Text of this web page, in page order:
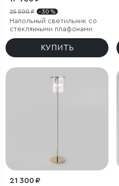
25 500 ₽ - 30 %
Напольный светильник со
стеклянными плафонами
КУПИТЬ
21 300 ₽